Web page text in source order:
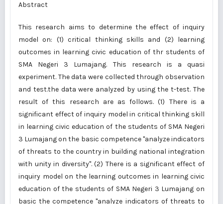
Abstract
This research aims to determine the effect of inquiry
model on: (1) critical thinking skills and (2) learning
outcomes in learning civic education of thr students of
SMA Negeri 3 Lumajang. This research is a quasi
experiment. The data were collected through observation
and test.the data were analyzed by using the t-test. The
result of this research are as follows. (1) There is a
significant effect of inquiry model in critical thinking skill
in learning civic education of the students of SMA Negeri
3 Lumajang on the basic competence "analyze indicators
of threats to the country in building national integration
with unity in diversity". (2) There is a significant effect of
inquiry model on the learning outcomes in learning civic
education of the students of SMA Negeri 3 Lumajang on
basic the competence "analyze indicators of threats to